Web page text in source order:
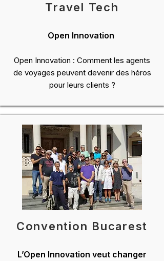
Travel Tech
Open Innovation
Open Innovation : Comment les agents
de voyages peuvent devenir des héros
pour leurs clients ?
Convention Bucarest
L’Open Innovation veut changer